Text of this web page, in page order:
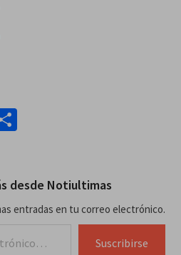
Compartir
desde Notiultimas
entradas en tu correo electrónico.
Suscribirse